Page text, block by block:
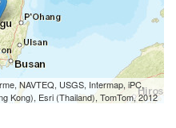
NAVTEQ, USGS, Intermap, iPC,
Kong), Esri (Thailand), TomTom, 2012